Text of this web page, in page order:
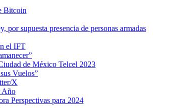
Bitcoin
supuesta presencia de personas armadas
el IFT
de México Telcel 2023
Vuelos”
X
Año
Perspectivas para 2024